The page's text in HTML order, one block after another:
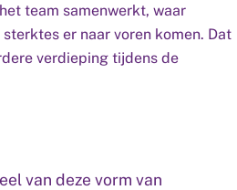
team samenwerkt, waar
er naar voren komen. Dat
verdieping tijdens de
van deze vorm van